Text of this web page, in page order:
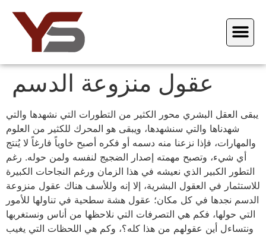
عقول منزوعة الدسم
يبقى العقل البشري محور الكثير من التطورات التي نشهدها والتي
شهدناها والتي سنشهدها، ويبقى هو المحرك للكثير من العلوم
والمهارات، فإذا نزعنا منه دسمه أو فكره أصبح خاوياً فارغاً لا يُنتج
أي شيء، وتصبح مهمته إصدار الضجيج لنفسه ولمن حوله. رغم
التطور الكبير الذي نعيشه في هذا الزمان ورغم النجاحات الكبيرة
للاستثمار في العقول البشرية، إلا إنه وللأسف هناك عقول منزوعة
الدسم نجدها في كل مكان؛ عقول هشة سطحية في تناولها للأمور
التي حولها، فكم هي التصرفات التي نلاحظها من أناس ونستغربها
ونتساءل أين عقولهم من هذا كله؟، وكم هي اللحظات التي يغيب